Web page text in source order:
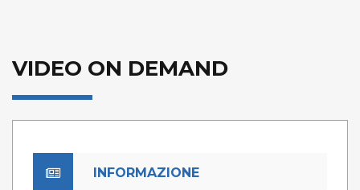
VIDEO ON DEMAND
INFORMAZIONE